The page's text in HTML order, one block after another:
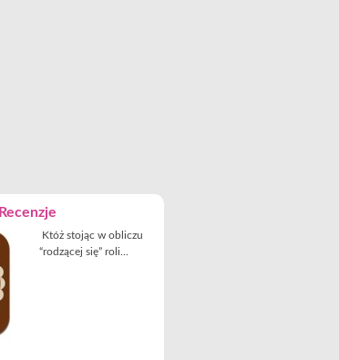
Recenzje
Któż stojąc w obliczu
“rodzącej się” roli...